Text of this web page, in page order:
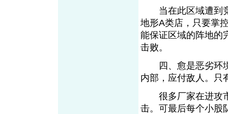
当在此区域遭到竞
地形A类店，只要掌
能保证区域的阵地的
击败。
四、愈是恶劣环境
内部，应付敌人。
很多厂家在进攻市
击。可最后每个小股